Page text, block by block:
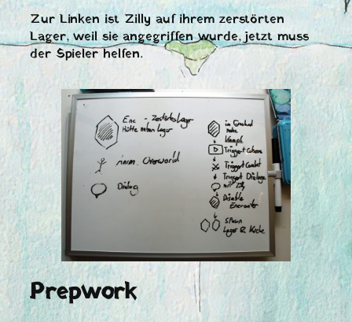
Zur Linken ist Zilly auf ihrem zerstörten
Lager, weil sie angegriffen wurde, jetzt muss
der Spieler helfen.
Prepwork